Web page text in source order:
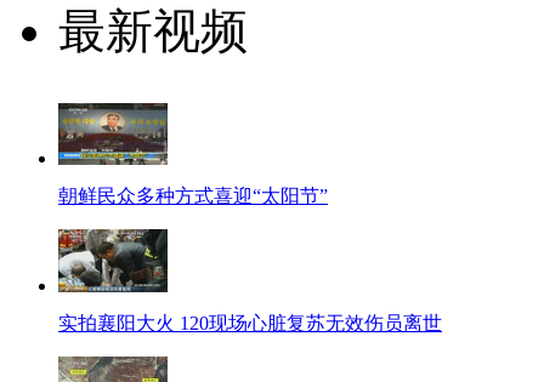
最新视频
朝鲜民众多种方式喜迎“太阳节”
实拍襄阳大火 120现场心脏复苏无效伤员离世